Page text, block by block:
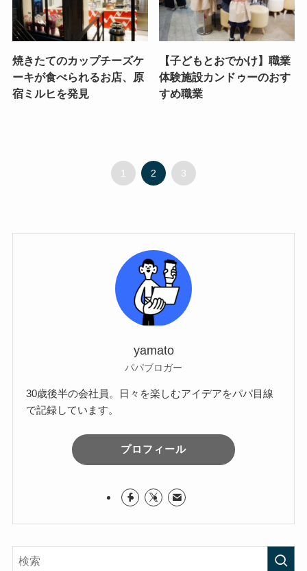
焼きたてのカップチーズケ
ーキが食べられるお店、原
宿ミルヒを発見
【子どもとおでかけ】職業
体験施設カンドゥーのおす
すめ職業
1 2 3
yamato
パパブロガー
30歳後半の会社員。日々を楽しむアイデアをパパ目線
で記録しています。
プロフィール